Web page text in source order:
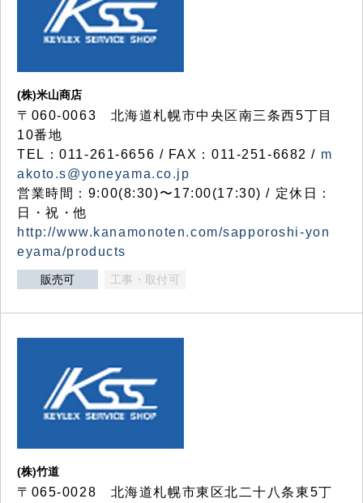
(株)米山商店
〒060-0063 北海道札幌市中央区南三条西5丁目
10番地
TEL：011-261-6656 / FAX：011-251-6682 / m
akoto.s@yoneyama.co.jp
営業時間：9:00(8:30)〜17:00(17:30) / 定休日：
日・祝・他
http://www.kanamonoten.com/sapporoshi-yon
eyama/products
販売可 工事・取付可
(株)竹道
〒065-0028 北海道札幌市東区北二十八条東5丁